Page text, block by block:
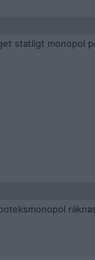
statligt monopol